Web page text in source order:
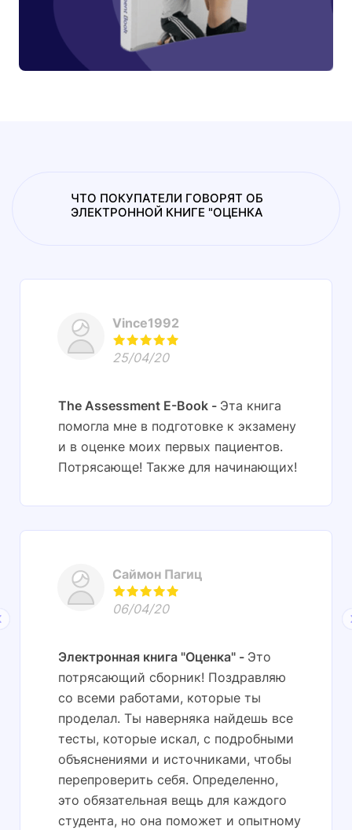
ЧТО ПОКУПАТЕЛИ ГОВОРЯТ ОБ
ЭЛЕКТРОННОЙ КНИГЕ "ОЦЕНКА
Vince1992
25/04/20
The Assessment E-Book
Эта книга
помогла мне в подготовке к экзамену
и в оценке моих первых пациентов.
Потрясающе! Также для начинающих!
Саймон Пагиц
06/04/20
Электронная книга "Оценка"
Это
потрясающий сборник! Поздравляю
со всеми работами, которые ты
проделал. Ты наверняка найдешь все
тесты, которые искал, с подробными
объяснениями и источниками, чтобы
перепроверить себя. Определенно,
это обязательная вещь для каждого
студента, но она поможет и опытному